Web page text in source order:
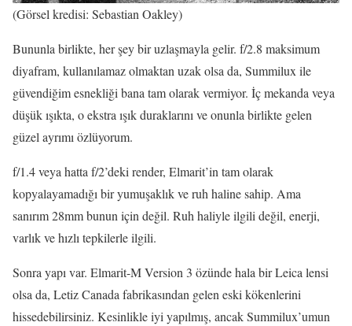
(Görsel kredisi: Sebastian Oakley)
Bununla birlikte, her şey bir uzlaşmayla gelir. f/2.8 maksimum
diyafram, kullanılamaz olmaktan uzak olsa da, Summilux ile
güvendiğim esnekliği bana tam olarak vermiyor. İç mekanda veya
düşük ışıkta, o ekstra ışık duraklarını ve onunla birlikte gelen
güzel ayrımı özlüyorum.
f/1.4 veya hatta f/2’deki render, Elmarit’in tam olarak
kopyalayamadığı bir yumuşaklık ve ruh haline sahip. Ama
sanırım 28mm bunun için değil. Ruh haliyle ilgili değil, enerji,
varlık ve hızlı tepkilerle ilgili.
Sonra yapı var. Elmarit-M Version 3 özünde hala bir Leica lensi
olsa da, Letiz Canada fabrikasından gelen eski kökenlerini
hissedebilirsiniz. Kesinlikle iyi yapılmış, ancak Summilux’umun